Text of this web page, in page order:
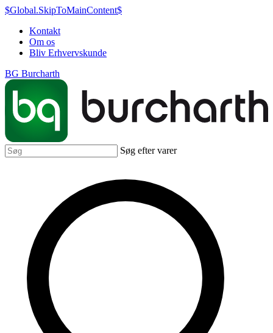
$Global.SkipToMainContent$
Kontakt
Om os
Bliv Erhvervskunde
BG Burcharth
Søg efter varer